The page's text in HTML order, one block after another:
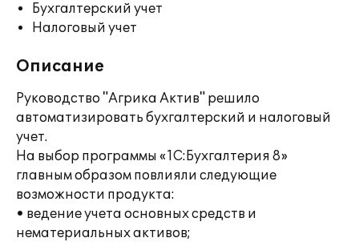
Бухгалтерский учет
Налоговый учет
Описание
Руководство "Агрика Актив" решило
автоматизировать бухгалтерский и налоговый
учет.
На выбор программы «1С:Бухгалтерия 8»
главным образом повлияли следующие
возможности продукта:
• ведение учета основных средств и
нематериальных активов;